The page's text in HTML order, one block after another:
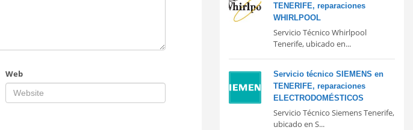
Web
TENERIFE, reparaciones
WHIRLPOOL
Servicio Técnico Whirlpool
Tenerife, ubicado en...
Servicio técnico SIEMENS en
TENERIFE, reparaciones
ELECTRODOMÉSTICOS
Servicio Técnico Siemens Tenerife,
ubicado en S...